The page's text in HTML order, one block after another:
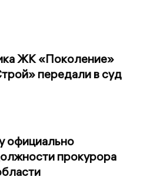
ЖК «Поколение»
передали в суд
официально
прокурора